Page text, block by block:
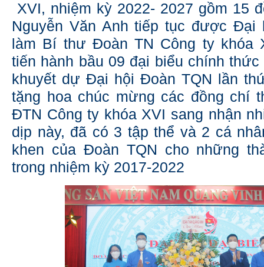
XVI, nhiệm kỳ 2022- 2027 gồm 15
Nguyễn Văn Anh tiếp tục được Đại
làm Bí thư Đoàn TN Công ty khóa
tiến hành bầu 09 đại biểu chính
khuyết dự Đại hội Đoàn TQN lần
tặng hoa chúc mừng các đồng chí
ĐTN Công ty khóa XVI sang nhận
dịp này, đã có 3 tập thể và 2 cá
khen của Đoàn TQN cho những
trong nhiệm kỳ 2017-2022